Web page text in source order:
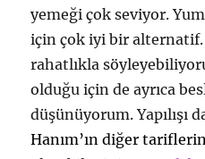
yemeği çok seviyor.
için çok iyi bir
rahatlıkla
olduğu için de ayrıca
düşünüyorum. Yapılışı
Hanım’ın diğer